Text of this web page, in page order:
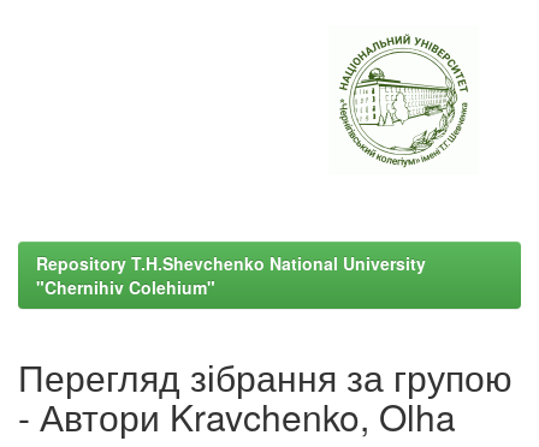
Repository T.H.Shevchenko National University
"Chernihiv Colehium"
Перегляд зібрання за групою
- Автори Kravchenko, Olha